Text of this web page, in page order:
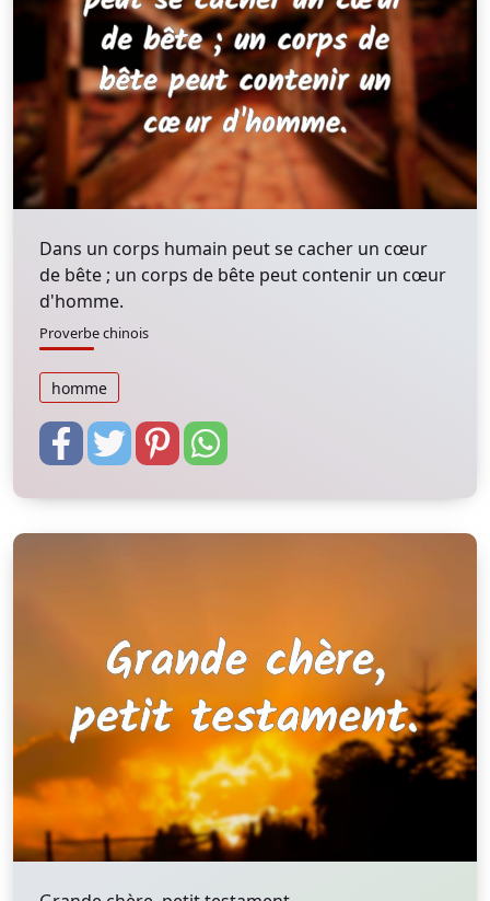
Dans un corps humain peut se cacher un cœur
de bête ; un corps de bête peut contenir un cœur
d'homme.
Proverbe chinois
homme